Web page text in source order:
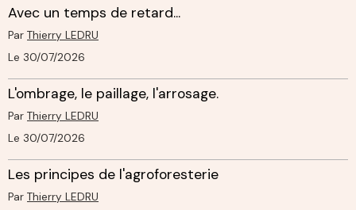
Avec un temps de retard...
Par Thierry LEDRU
Le 30/07/2026
L'ombrage, le paillage, l'arrosage.
Par Thierry LEDRU
Le 30/07/2026
Les principes de l'agroforesterie
Par Thierry LEDRU